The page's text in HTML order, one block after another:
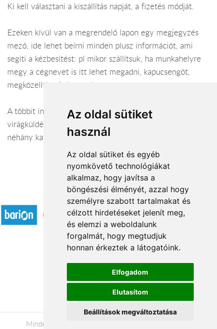
Az oldal sütiket
használ
Az oldal sütiket és egyéb
nyomkövető technológiákat
alkalmaz, hogy javítsa a
böngészési élményét, azzal hogy
személyre szabott tartalmakat és
célzott hirdetéseket jelenít meg,
és elemzi a weboldalunk
forgalmát, hogy megtudjuk
honnan érkeztek a látogatóink.
Elfogadom
Elutasítom
Beállítások megváltoztatása
Ki kell választani a kiszállítás napját, a fizetés módját.
Ezeken kívül van a megrendelő lapon egy megjegyzés
mező, ide lehet beírni minden plusz információt, ami
segíti a kézbesítést: pl mikor szállítsuk, ha munkahelyre
megy a cégnevet is itt lehet megadni, kapucsengőt,
megközelíthetőséget, stb.
A többit intézzük. Tartózkodj bárhol a világban, a
virágküldés {TELEPULES} területén számodra csak
néhány kattintás.
Elfogadott fizetési módok
Á.SZ.F.
Impresszum
Adatkezelési tájékoztató
Minden jog fenntartva © 2026 |